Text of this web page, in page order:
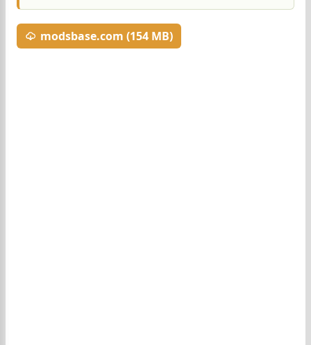
modsbase.com (154 MB)